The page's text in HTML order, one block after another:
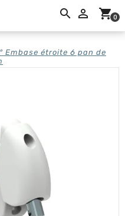
 shopping_cart0
Embase étroite 6 pan de